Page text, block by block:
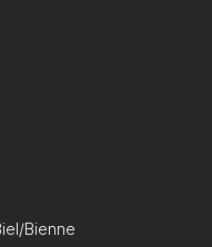
Bienne